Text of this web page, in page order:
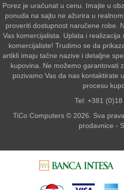
Porez je uračunat u cenu. Imajte u
ponuda na sajtu ne ažurira u
proveriti dostupnost naručene robe.
Vas komercijalista. Uplata i
komercijaliste! Trudimo se da
artikli imaju tačne nazive i detaljne
kupovina. Ne možemo garantovati
pozivamo Vas da nas kontaktirate
procesu
Tel: +381
TiCo Computers © 2026. Sva
prodavnice -